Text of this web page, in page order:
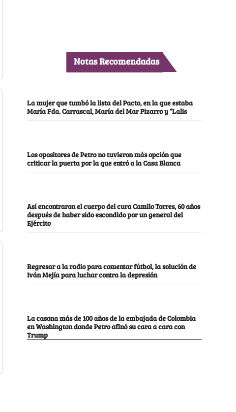
Notas Recomendadas
La mujer que tumbó la lista del Pacto, en la que estaba
María Fda. Carrascal, María del Mar Pizarro y “Lalis
Los opositores de Petro no tuvieron más opción que
criticar la puerta por la que entró a la Casa Blanca
Así encontraron el cuerpo del cura Camilo Torres, 60 años
después de haber sido escondido por un general del
Ejército
Regresar a la radio para comentar fútbol, la solución de
Iván Mejía para luchar contra la depresión
La casona más de 100 años de la embajada de Colombia
en Washington donde Petro afinó su cara a cara con
Trump